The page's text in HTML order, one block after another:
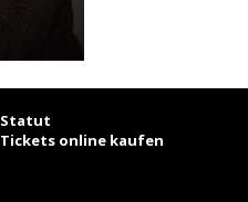
Statut
Tickets online kaufen